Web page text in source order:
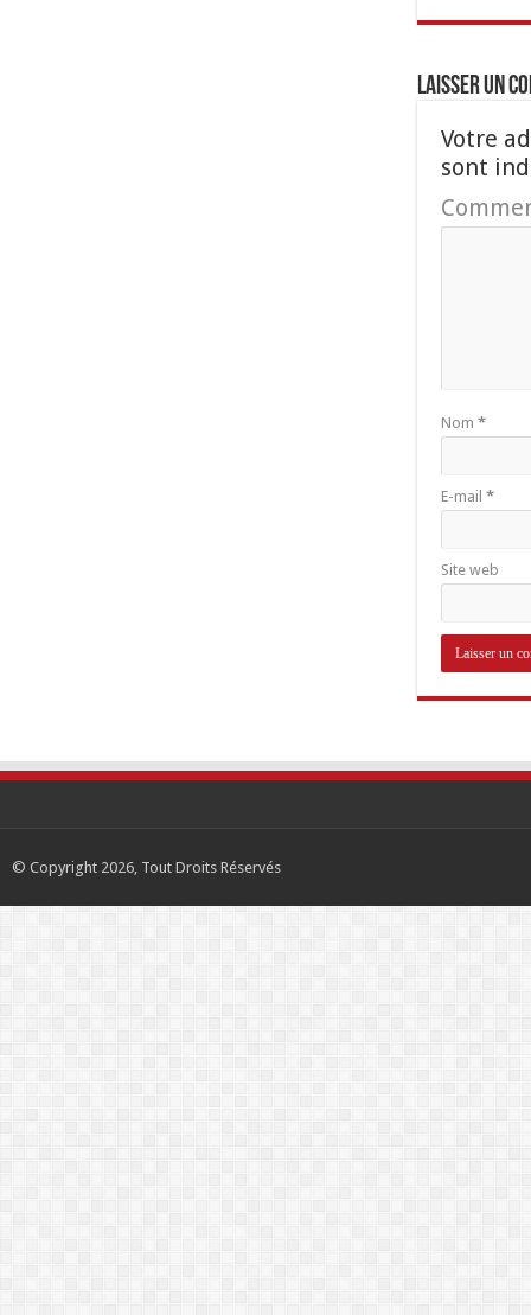
Laisser un
Votre
sont
Nom *
E-mail *
Site web
© Copyright 2026, Tout Droits Réservés